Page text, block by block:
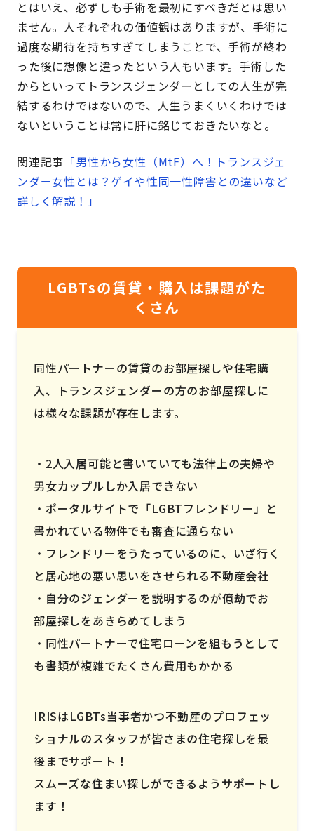
とはいえ、必ずしも手術を最初にすべきだとは思い
ません。人それぞれの価値観はありますが、手術に
過度な期待を持ちすぎてしまうことで、手術が終わ
った後に想像と違ったという人もいます。手術した
からといってトランスジェンダーとしての人生が完
結するわけではないので、人生うまくいくわけでは
ないということは常に肝に銘じておきたいなと。
関連記事 「男性から女性（MtF）へ！トランスジェ
ンダー女性とは？ゲイや性同一性障害との違いなど
詳しく解説！」
LGBTsの賃貸・購入は課題がた
くさん
同性パートナーの賃貸のお部屋探しや住宅購
入、トランスジェンダーの方のお部屋探しに
は様々な課題が存在します。
2人入居可能と書いていても法律上の夫婦や
男女カップルしか入居できない
ポータルサイトで「LGBTフレンドリー」と
書かれている物件でも審査に通らない
フレンドリーをうたっているのに、いざ行く
と居心地の悪い思いをさせられる不動産会社
自分のジェンダーを説明するのが億劫でお
部屋探しをあきらめてしまう
同性パートナーで住宅ローンを組もうとして
も書類が複雑でたくさん費用もかかる
IRISはLGBTs当事者かつ不動産のプロフェッ
ショナルのスタッフが皆さまの住宅探しを最
後までサポート！
スムーズな住まい探しができるようサポートし
ます！